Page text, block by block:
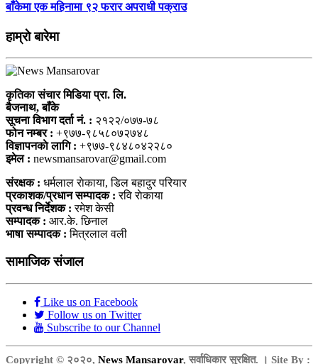
बाँकेमा एक महिनामा ९२ फरार अपराधी पक्राउ
हाम्राे बारेमा
कृतिका संचार मिडिया प्रा. लि.
बैजनाथ, बाँके
सूचना विभाग दर्ता नं. : २१२२/०७७-७८
फोन नम्बर : +९७७-९८५८०७२७४८
विज्ञापनकाे लागि : +९७७-९८४८०४२२८०
इमेल : newsmansarovar@gmail.com
संरक्षक : धर्मलाल राेकाया, डिल बहादुर परियार
प्रकाशक/प्रधान सम्पादक : रवि राेकाया
प्रवन्ध निर्देशक : रमेश केसी
सम्पादक : आर.के. छिनाल
भाषा सम्पादक : मित्रलाल वली
सामाजिक संजाल
Like us on Facebook
Follow us on Twitter
Subscribe to our Channel
Copyright © २०२०, News Mansarovar, सर्वाधिकार सुरक्षित. । Site By :